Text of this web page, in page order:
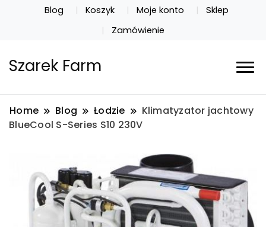
Blog Koszyk Moje konto
Sklep
Zamówienie
Szarek Farm
Home Blog Łodzie
Klimatyzator jachtowy
BlueCool S-Series S10 230V